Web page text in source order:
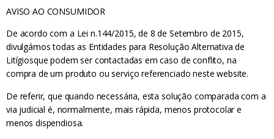
AVISO AO CONSUMIDOR
De acordo com a Lei n.144/2015, de 8 de Setembro de 2015,
divulgámos todas as Entidades para Resolução Alternativa de
Litígiosque podem ser contactadas em caso de conflito, na
compra de um produto ou serviço referenciado neste website.
De referir, que quando necessária, esta solução comparada com a
via judicial é, normalmente, mais rápida, menos protocolar e
menos dispendiosa.